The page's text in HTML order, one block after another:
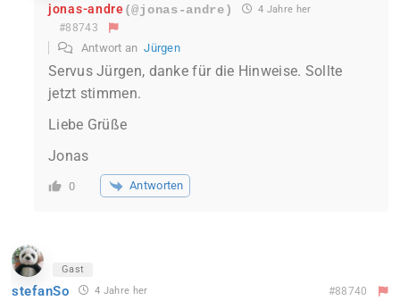
jonas-andre(@jonas-andre) 4 Jahre her
#88743
Antwort anJürgen
Servus Jürgen, danke für die Hinweise. Sollte
jetzt stimmen.
Liebe Grüße
Jonas
0 Antworten
Gast
stefanSo 4 Jahre her #88740